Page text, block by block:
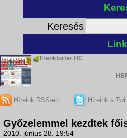
Keresés
Frankfurter HC
Híreink RSS-en Híreink a
Győzelemmel kezdtek
2010. június 28. 19:54